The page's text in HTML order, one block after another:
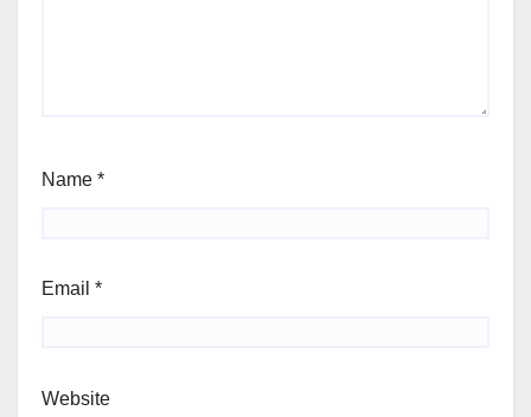
Name *
Email *
Website